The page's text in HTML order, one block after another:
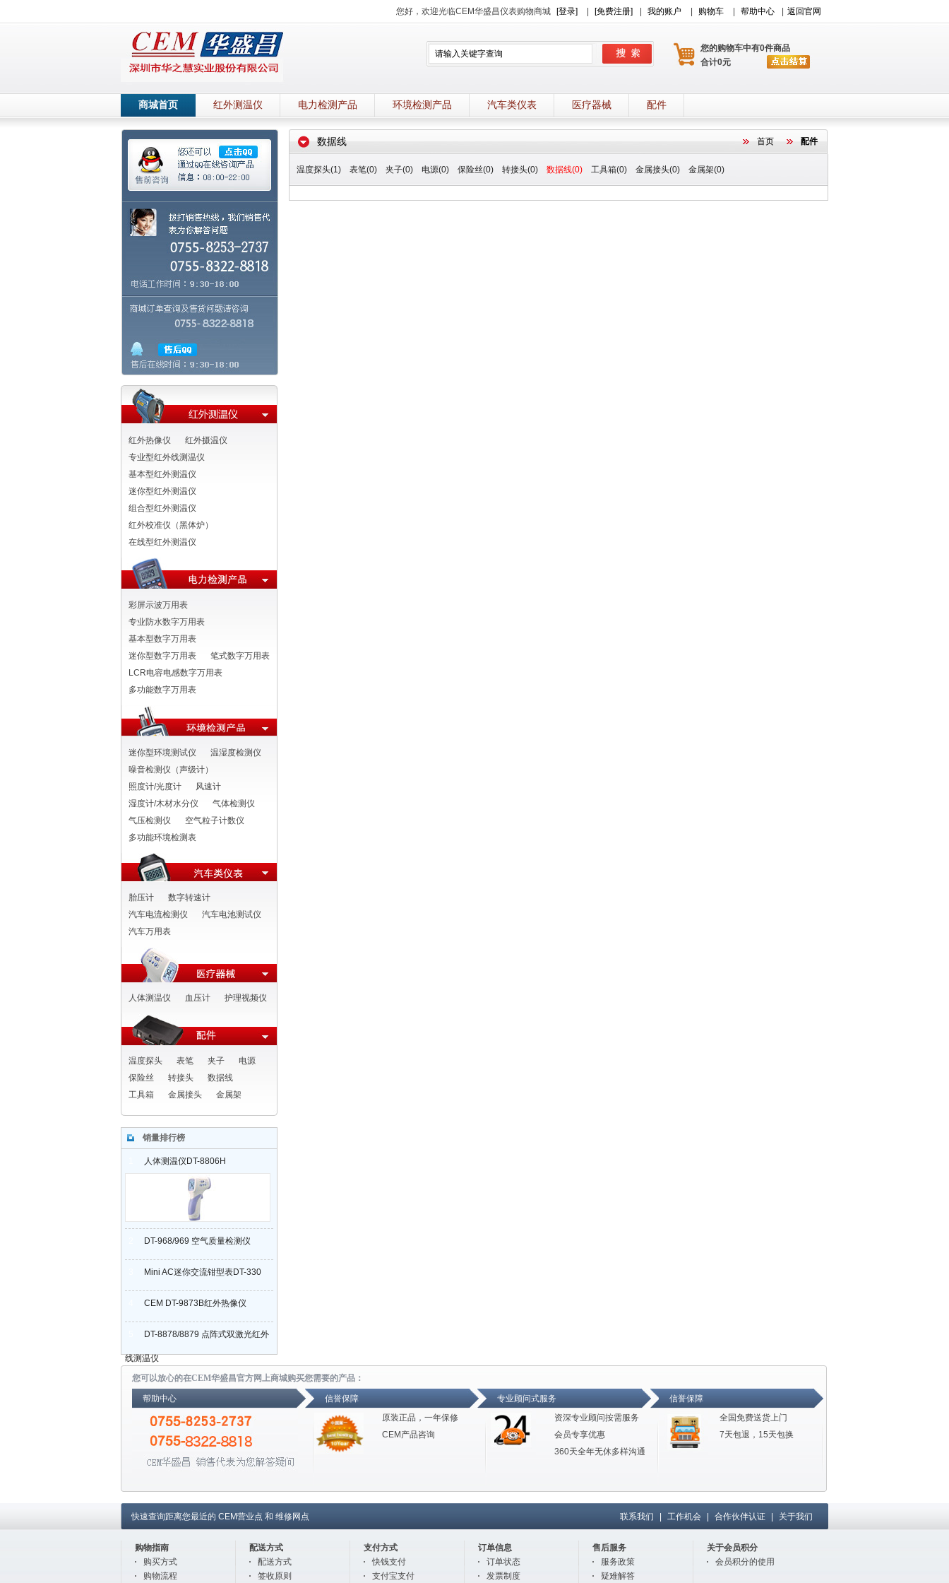
您好，欢迎光临CEM华盛昌仪表购物商城 [登录] [免费注册] 我的账户 购物车 帮助中心 返回官网
您的购物车中有0件商品
合计0元
商城首页 红外测温仪 电力检测产品 环境检测产品 汽车类仪表 医疗器械 配件
红外热像仪
红外摄温仪
专业型红外线测温仪
基本型红外测温仪
迷你型红外测温仪
组合型红外测温仪
红外校准仪（黑体炉）
在线型红外测温仪
彩屏示波万用表
专业防水数字万用表
基本型数字万用表
迷你型数字万用表
笔式数字万用表
LCR电容电感数字万用表
多功能数字万用表
迷你型环境测试仪
温湿度检测仪
噪音检测仪（声级计）
照度计/光度计
风速计
湿度计/木材水分仪
气体检测仪
气压检测仪
空气粒子计数仪
多功能环境检测表
胎压计
数字转速计
汽车电流检测仪
汽车电池测试仪
汽车万用表
人体测温仪 血压计 护理视频仪
温度探头 表笔 夹子
电源
保险丝
转接头
数据线
工具箱
金属接头 金属架
销量排行榜
人体测温仪DT-8806H
DT-968/969 空气质量检测仪
Mini AC迷你交流钳型表DT-330
CEM DT-9873B红外热像仪
DT-8878/8879 点阵式双激光红外
线测温仪
数据线 首页 配件
温度探头(1) 表笔(0) 夹子(0) 电源(0) 保险丝(0) 转接头(0) 数据线(0) 工具箱(0) 金属接头(0) 金属架(0)
您可以放心的在CEM华盛昌官方网上商城购买您需要的产品：
帮助中心
信誉保障
原装正品，一年保修
CEM产品咨询
专业顾问式服务
资深专业顾问按需服务
会员专享优惠
360天全年无休多样沟通
信誉保障
全国免费送货上门
7天包退，15天包换
快速查询距离您最近的 CEM营业点 和 维修网点 联系我们 工作机会 合作伙伴认证 关于我们
购物指南
购买方式
购物流程
配送方式
配送方式
签收原则
支付方式
快钱支付
支付宝支付
订单信息
订单状态
发票制度
售后服务
服务政策
疑难解答
关于会员积分
会员积分的使用